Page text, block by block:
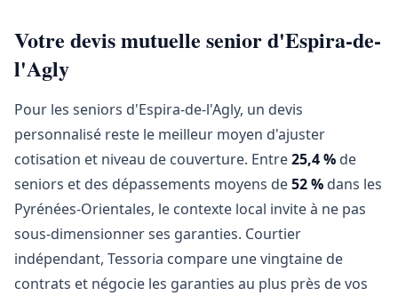
Votre devis mutuelle senior d'Espira-de-
l'Agly
Pour les seniors d'Espira-de-l'Agly, un devis
personnalisé reste le meilleur moyen d'ajuster
cotisation et niveau de couverture. Entre25,4 % de
seniors et des dépassements moyens de52 % dans les
Pyrénées-Orientales, le contexte local invite à ne pas
sous-dimensionner ses garanties. Courtier
indépendant, Tessoria compare une vingtaine de
contrats et négocie les garanties au plus près de vos